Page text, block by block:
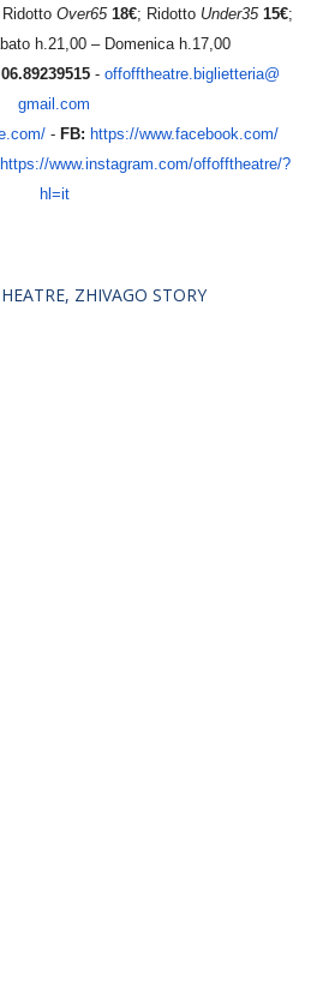
Over65 18€; Ridotto Under35 15€;
h.21,00 – Domenica h.17,00
- offofftheatre.biglietteria@
gmail.com
- FB: https://www.facebook.com/
https://www.instagram.com/offofftheatre/?
hl=it
ZHIVAGO STORY